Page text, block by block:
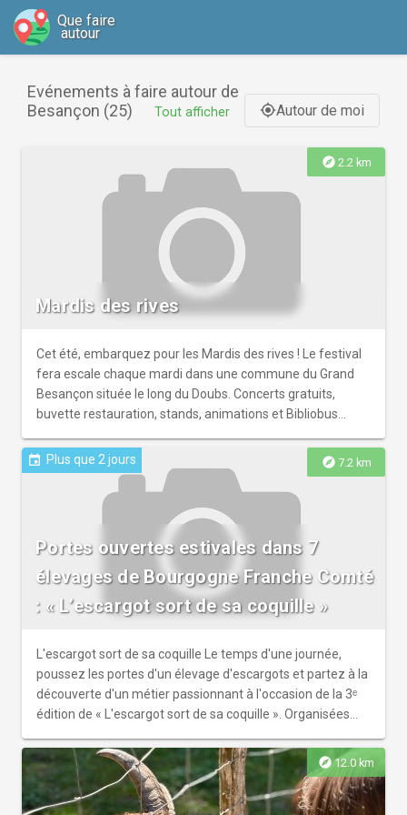
Que faire
autour
Evénements à faire autour de
Besançon (25)
Tout afficher gps_fixedAutour de moi
explore 2.2 km
Mardis des rives
Cet été, embarquez pour les Mardis des rives ! Le festival
fera escale chaque mardi dans une commune du Grand
Besançon située le long du Doubs. Concerts gratuits,
buvette restauration, stands, animations et Bibliobus
aux concerts et pour utiliser la navette gratuite
explore 7.2 km
event Plus que 2 jours
Portes ouvertes estivales dans 7
élevages de Bourgogne Franche Comté
: « L’escargot sort de sa coquille »
L'escargot sort de sa coquille Le temps d'une journée,
poussez les portes d'un élevage d'escargots et partez à la
découverte d'un métier passionnant à l'occasion de la 3ᵉ
édition de « L'escargot sort de sa coquille ». Organisées
Franche-Comté, ces portes ouvertes invitent petits et
grands à explorer l'univers de l'héliciculture. Au
programme : visites guidées des parcs, découverte du
explore 12.0 km